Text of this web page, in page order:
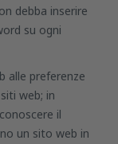
debba inserire
su ogni
alle preferenze
web; in
il
un sito web in